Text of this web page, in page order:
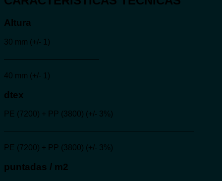
Altura
30 mm (+/- 1)
————————————
40 mm (+/- 1)
dtex
PE (7200) + PP (3800) (+/- 3%)
————————————————————————
PE (7200) + PP (3800) (+/- 3%)
puntadas / m2